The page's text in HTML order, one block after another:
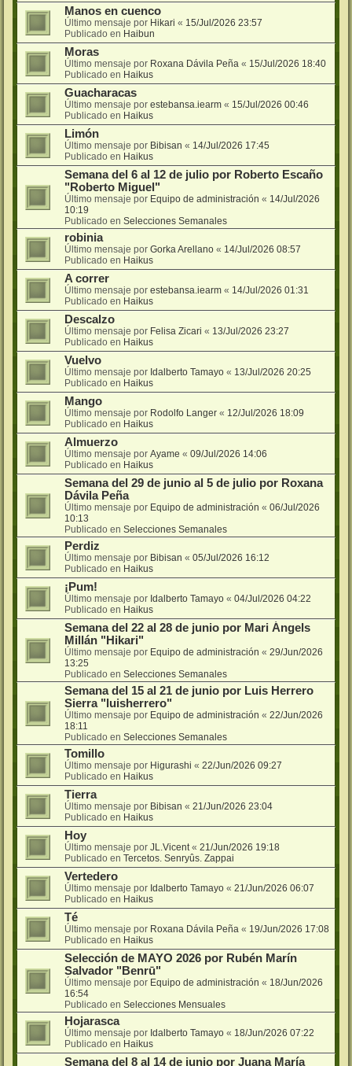
Manos en cuenco
Último mensaje por Hikari « 15/Jul/2026 23:57
Publicado en Haibun
Moras
Último mensaje por Roxana Dávila Peña « 15/Jul/2026 18:40
Publicado en Haikus
Guacharacas
Último mensaje por estebansa.iearm « 15/Jul/2026 00:46
Publicado en Haikus
Limón
Último mensaje por Bibisan « 14/Jul/2026 17:45
Publicado en Haikus
Semana del 6 al 12 de julio por Roberto Escaño
"Roberto Miguel"
Último mensaje por Equipo de administración « 14/Jul/2026
10:19
Publicado en Selecciones Semanales
robinia
Último mensaje por Gorka Arellano « 14/Jul/2026 08:57
Publicado en Haikus
A correr
Último mensaje por estebansa.iearm « 14/Jul/2026 01:31
Publicado en Haikus
Descalzo
Último mensaje por Felisa Zicari « 13/Jul/2026 23:27
Publicado en Haikus
Vuelvo
Último mensaje por Idalberto Tamayo « 13/Jul/2026 20:25
Publicado en Haikus
Mango
Último mensaje por Rodolfo Langer « 12/Jul/2026 18:09
Publicado en Haikus
Almuerzo
Último mensaje por Ayame « 09/Jul/2026 14:06
Publicado en Haikus
Semana del 29 de junio al 5 de julio por Roxana
Dávila Peña
Último mensaje por Equipo de administración « 06/Jul/2026
10:13
Publicado en Selecciones Semanales
Perdiz
Último mensaje por Bibisan « 05/Jul/2026 16:12
Publicado en Haikus
¡Pum!
Último mensaje por Idalberto Tamayo « 04/Jul/2026 04:22
Publicado en Haikus
Semana del 22 al 28 de junio por Mari Ángels
Millán "Hikari"
Último mensaje por Equipo de administración « 29/Jun/2026
13:25
Publicado en Selecciones Semanales
Semana del 15 al 21 de junio por Luis Herrero
Sierra "luisherrero"
Último mensaje por Equipo de administración « 22/Jun/2026
18:11
Publicado en Selecciones Semanales
Tomillo
Último mensaje por Higurashi « 22/Jun/2026 09:27
Publicado en Haikus
Tierra
Último mensaje por Bibisan « 21/Jun/2026 23:04
Publicado en Haikus
Hoy
Último mensaje por JL.Vicent« 21/Jun/2026 19:18
Publicado en Tercetos. Senryûs. Zappai
Vertedero
Último mensaje por Idalberto Tamayo « 21/Jun/2026 06:07
Publicado en Haikus
Té
Último mensaje por Roxana Dávila Peña « 19/Jun/2026 17:08
Publicado en Haikus
Selección de MAYO 2026 por Rubén Marín
Salvador "Benrū"
Último mensaje por Equipo de administración « 18/Jun/2026
16:54
Publicado en Selecciones Mensuales
Hojarasca
Último mensaje por Idalberto Tamayo « 18/Jun/2026 07:22
Publicado en Haikus
Semana del 8 al 14 de junio por Juana María